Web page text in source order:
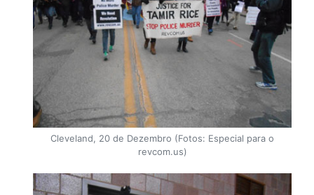
Cleveland, 20 de Dezembro (Fotos: Especial para o
revcom.us)